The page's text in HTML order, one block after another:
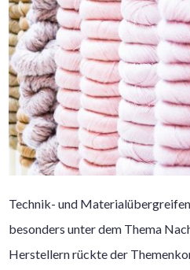
Technik- und
besonders unter dem Thema
Herstellern rückte der